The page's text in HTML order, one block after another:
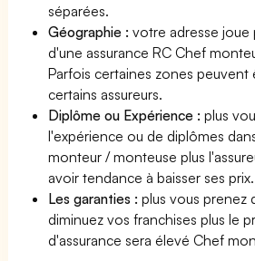
séparées.
Géographie :votre adresse joue
d'une assurance RC Chef
Parfois certaines zones peuvent
certains assureurs.
Diplôme ou Expérience :plus
l'expérience ou de diplômes
monteur / monteuse plus
avoir tendance à baisser ses prix.
Les garanties :plus vous prenez
diminuez vos franchises plus le
d'assurance sera élevé Chef